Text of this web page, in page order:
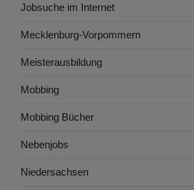
Jobsuche im Internet
Mecklenburg-Vorpommern
Meisterausbildung
Mobbing
Mobbing Bücher
Nebenjobs
Niedersachsen